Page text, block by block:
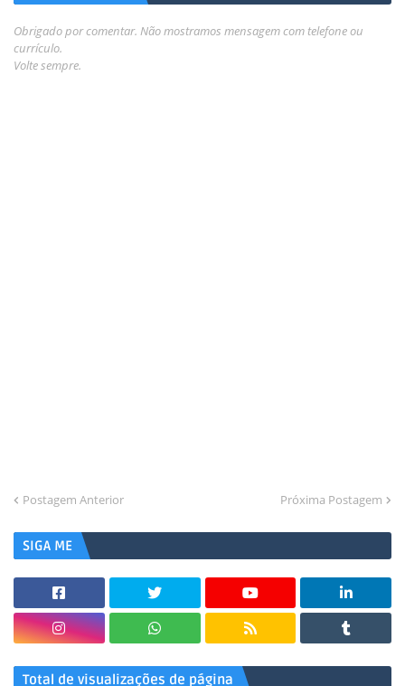
Obrigado por comentar. Não mostramos mensagem com telefone ou
currículo.
Volte sempre.
Postagem Anterior Próxima Postagem
SIGA ME
Total de visualizações de página